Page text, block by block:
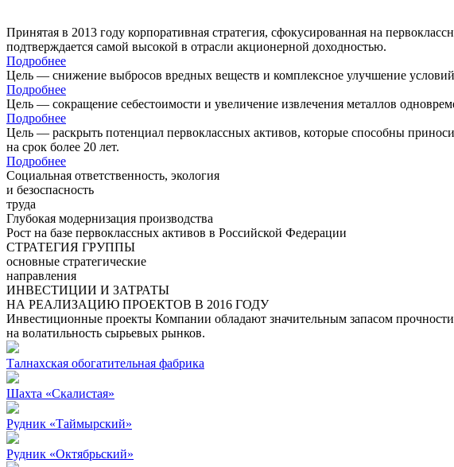
Принятая в 2013 году корпоративная стратегия, сфокусированная на
подтверждается самой высокой в отрасли акционерной доходностью.
Подробнее
Цель — снижение выбросов вредных веществ и комплексное улучшение
Подробнее
Цель — сокращение себестоимости и увеличение извлечения металлов
Подробнее
Цель — раскрыть потенциал первоклассных активов, которые способны
на срок более 20 лет.
Подробнее
Социальная ответственность, экология
и безоспасность
труда
Глубокая модернизация производства
Рост на базе первоклассных активов в Российской Федерации
СТРАТЕГИЯ ГРУППЫ
основные стратегические
направления
ИНВЕСТИЦИИ И ЗАТРАТЫ
НА РЕАЛИЗАЦИЮ ПРОЕКТОВ В 2016 ГОДУ
Инвестиционные проекты Компании обладают значительным запасом
на волатильность сырьевых рынков.
Талнахская обогатительная фабрика
Шахта «Скалистая»
Рудник «Таймырский»
Рудник «Октябрьский»